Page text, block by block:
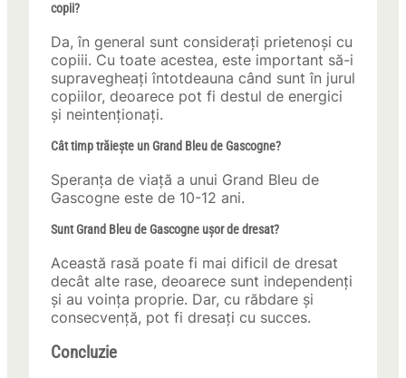
copii?
Da, în general sunt considerați prietenoși cu
copiii. Cu toate acestea, este important să-i
supravegheați întotdeauna când sunt în jurul
copiilor, deoarece pot fi destul de energici
și neintenționați.
Cât timp trăiește un Grand Bleu de Gascogne?
Speranța de viață a unui Grand Bleu de
Gascogne este de 10-12 ani.
Sunt Grand Bleu de Gascogne ușor de dresat?
Această rasă poate fi mai dificil de dresat
decât alte rase, deoarece sunt independenți
și au voința proprie. Dar, cu răbdare și
consecvență, pot fi dresați cu succes.
Concluzie